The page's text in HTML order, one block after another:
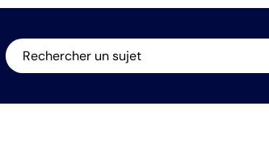
Rechercher un sujet